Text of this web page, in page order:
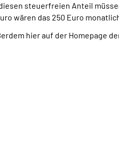
steuerfreien Anteil
wären das 250 Euro
hier auf der Homepage